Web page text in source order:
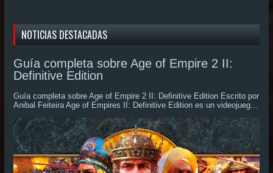
NOTICIAS DESTACADAS
Guía completa sobre Age of Empire 2 II:
Definitive Edition
Guía completa sobre Age of Empire 2 II: Definitive Edition Escrito por
Anibal Feiteira Age of Empires II: Definitive Edition es un videojueg...